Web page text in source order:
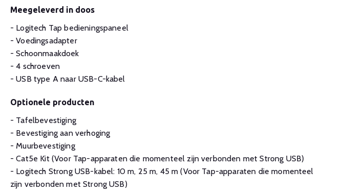
Meegeleverd in doos
- Logitech Tap bedieningspaneel
- Voedingsadapter
- Schoonmaakdoek
- 4 schroeven
- USB type A naar USB-C-kabel
Optionele producten
- Tafelbevestiging
- Bevestiging aan verhoging
- Muurbevestiging
- Cat5e Kit (Voor Tap-apparaten die momenteel zijn verbonden met Strong USB)
- Logitech Strong USB-kabel: 10 m, 25 m, 45 m (Voor Tap-apparaten die momenteel
zijn verbonden met Strong USB)